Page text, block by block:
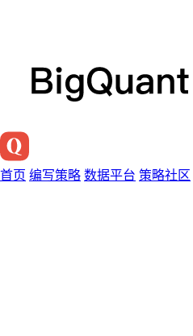
首页 编写策略 数据平台 策略社区